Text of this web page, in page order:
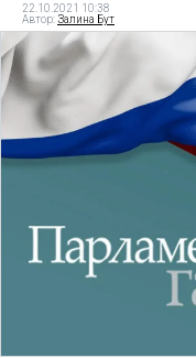
22.10.2021 10:38
Автор:Залина Бут